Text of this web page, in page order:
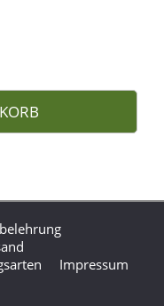
Impressum